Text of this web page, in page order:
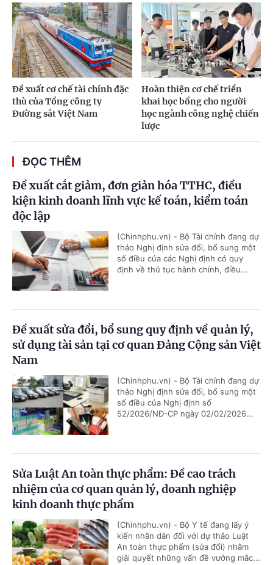
Đề xuất cơ chế tài chính đặc
thù của Tổng công ty
Đường sắt Việt Nam
Hoàn thiện cơ chế triển
khai học bổng cho người
học ngành công nghệ chiến
lược
ĐỌC THÊM
Đề xuất cắt giảm, đơn giản hóa TTHC, điều
kiện kinh doanh lĩnh vực kế toán, kiểm toán
độc lập
(Chinhphu.vn) - Bộ Tài chính đang dự
thảo Nghị định sửa đổi, bổ sung một
số điều của các Nghị định có quy
định về thủ tục hành chính, điều...
Đề xuất sửa đổi, bổ sung quy định về quản lý,
sử dụng tài sản tại cơ quan Đảng Cộng sản Việt
Nam
(Chinhphu.vn) - Bộ Tài chính đang dự
thảo Nghị định sửa đổi, bổ sung một
số điều của Nghị định số
52/2026/NĐ-CP ngày 02/02/2026...
Sửa Luật An toàn thực phẩm: Đề cao trách
nhiệm của cơ quan quản lý, doanh nghiệp
kinh doanh thực phẩm
(Chinhphu.vn) - Bộ Y tế đang lấy ý
kiến nhân dân đối với dự thảo Luật
An toàn thực phẩm (sửa đổi) nhằm
giải quyết những vấn đề vướng mắc...